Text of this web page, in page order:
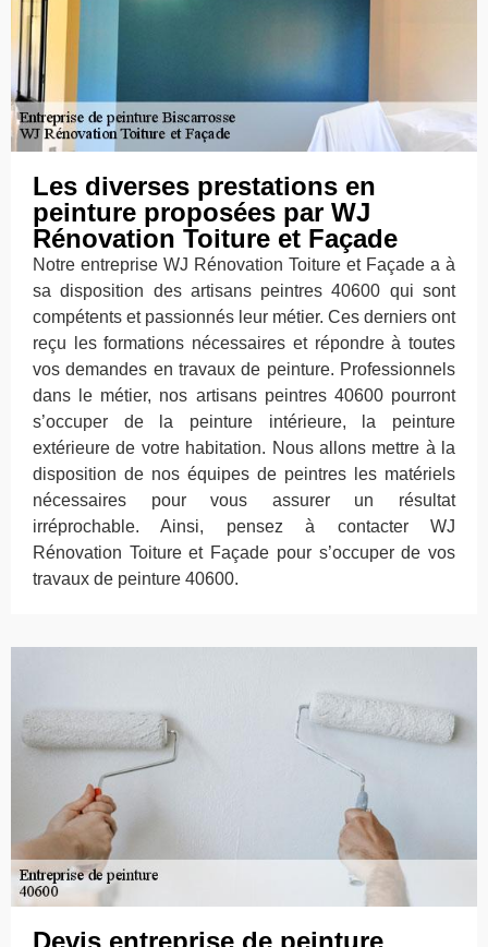
Les diverses prestations en
peinture proposées par WJ
Rénovation Toiture et Façade
Notre entreprise WJ Rénovation Toiture et Façade a à
sa disposition des artisans peintres 40600 qui sont
compétents et passionnés leur métier. Ces derniers ont
reçu les formations nécessaires et répondre à toutes
vos demandes en travaux de peinture. Professionnels
dans le métier, nos artisans peintres 40600 pourront
s’occuper de la peinture intérieure, la peinture
extérieure de votre habitation. Nous allons mettre à la
disposition de nos équipes de peintres les matériels
nécessaires pour vous assurer un résultat
irréprochable. Ainsi, pensez à contacter WJ
Rénovation Toiture et Façade pour s’occuper de vos
travaux de peinture 40600.